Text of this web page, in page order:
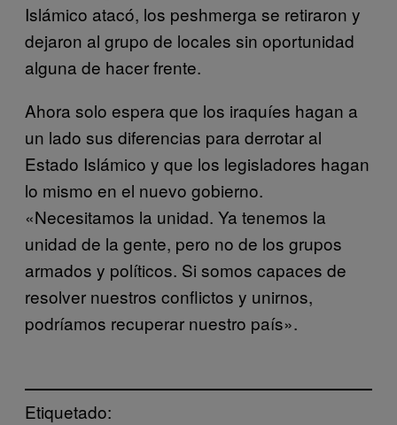
Islámico atacó, los peshmerga se retiraron y
dejaron al grupo de locales sin oportunidad
alguna de hacer frente.
Ahora solo espera que los iraquíes hagan a
un lado sus diferencias para derrotar al
Estado Islámico y que los legisladores hagan
lo mismo en el nuevo gobierno.
«Necesitamos la unidad. Ya tenemos la
unidad de la gente, pero no de los grupos
armados y políticos. Si somos capaces de
resolver nuestros conflictos y unirnos,
podríamos recuperar nuestro país».
Etiquetado: